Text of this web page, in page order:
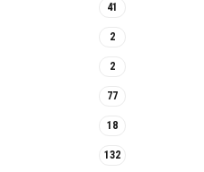
41
2
2
77
18
132